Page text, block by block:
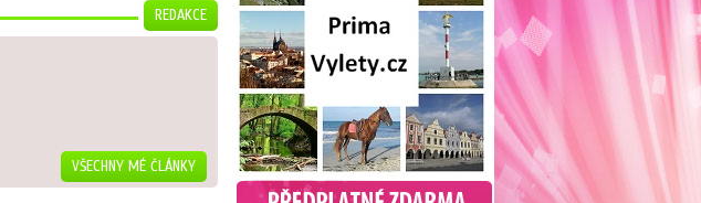
REDAKCE
VŠECHNY MÉ ČLÁNKY